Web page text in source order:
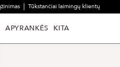
Tūkstančiai laimingų klientų
APYRANKĖS KITA